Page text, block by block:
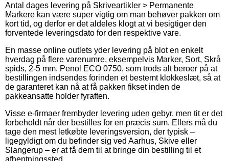
Antal dages levering på Skriveartikler > Permanente
Markere kan være super vigtig om man behøver pakken om
kort tid, og derfor er det aldeles klogt at vi besigtiger den
forventede leveringsdato for den respektive vare.
En masse online outlets yder levering på blot en enkelt
hverdag på flere varenumre, eksempelvis Marker, Sort, Skrå
spids, 2-5 mm, Penol ECO 0750, som trods alt beroer på at
bestillingen indsendes forinden et bestemt klokkeslæt, så at
de garanteret kan nå at få pakken fikset inden de
pakkeansatte holder fyraften.
Visse e-firmaer frembyder levering uden gebyr, men tit er det
forbeholdt når der bestilles for en præcis sum. Ellers må du
tage den mest letkøbte leveringsversion, der typisk –
ligegyldigt om du befinder sig ved Aarhus, Skive eller
Slangerup – er at få dem til at bringe din bestilling til et
afhentningssted.